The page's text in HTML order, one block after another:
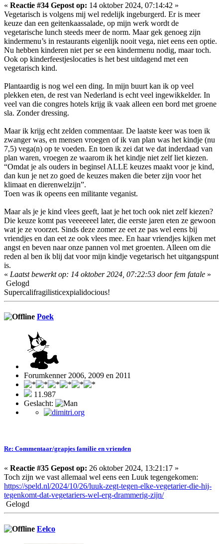
« Reactie #34 Gepost op: 14 oktober 2024, 07:14:42 »
Vegetarisch is volgens mij wel redelijk ingeburgerd. Er is meer
keuze dan een geitenkaassalade, op mijn werk wordt de
vegetarische lunch steeds meer de norm. Maar gek genoeg zijn
kindermenu’s in restaurants eigenlijk nooit vega, niet eens een optie.
Nu hebben kinderen niet per se een kindermenu nodig, maar toch.
Ook op kinderfeestjeslocaties is het best uitdagend met een
vegetarisch kind.
Plantaardig is nog wel een ding. In mijn buurt kan ik op veel
plekken eten, de rest van Nederland is echt veel ingewikkelder. In
veel van die congres hotels krijg ik vaak alleen een bord met groene
sla. Zonder dressing.
Maar ik krijg echt zelden commentaar. De laatste keer was toen ik
zwanger was, en mensen vroegen of ik van plan was het kindje (nu
7,5) vega(n) op te voeden. En toen ik zei dat we dat inderdaad van
plan waren, vroegen ze waarom ik het kindje niet zelf liet kiezen.
“Omdat je als ouders in beginsel ALLE keuzes maakt voor je kind,
dan kun je net zo goed de keuzes maken die beter zijn voor het
klimaat en dierenwelzijn”.
Toen was ik opeens een militante veganist.
Maar als je je kind vlees geeft, laat je het toch ook niet zelf kiezen?
Die keuze komt pas veeeeeeel later, die eerste jaren eten ze gewoon
wat je ze voorzet. Sinds deze zomer ze eet ze pas wel eens bij
vriendjes en dan eet ze ook vlees mee. En haar vriendjes kijken met
angst en beven naar onze pannen vol met groenten. Alleen om die
reden al ben ik blij dat voor mijn kindje vegetarisch het uitgangspunt
is.
« Laatst bewerkt op: 14 oktober 2024, 07:22:53 door fem fatale »
Gelogd
Supercalifragilisticexpialidocious!
Poek
Forumkenner 2006, 2009 en 2011
11.987
Geslacht:
Re: Commentaar/grapjes familie en vrienden
« Reactie #35 Gepost op: 26 oktober 2024, 13:21:17 »
Toch zijn we vast allemaal wel eens een Luuk tegengekomen:
https://speld.nl/2024/10/26/luuk-zegt-tegen-elke-vegetarier-die-hij-
tegenkomt-dat-vegetariers-wel-erg-drammerig-zijn/
Gelogd
Eelco